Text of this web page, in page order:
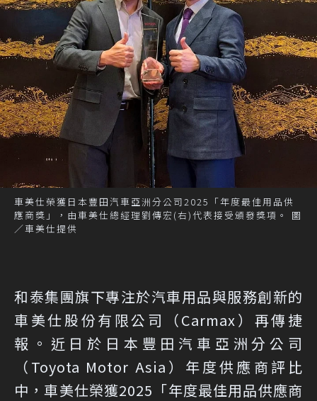
車美仕榮獲日本豐田汽車亞洲分公司2025「年度最佳用品供
應商獎」，由車美仕總經理劉傳宏(右)代表接受頒發獎項。 圖
／車美仕提供
和泰集團旗下專注於汽車用品與服務創新的
車美仕股份有限公司（Carmax）再傳捷
報。近日於日本豐田汽車亞洲分公司
（Toyota Motor Asia）年度供應商評比
中，車美仕榮獲2025「年度最佳用品供應商